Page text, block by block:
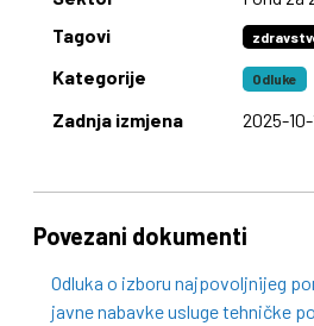
Tagovi
Kategorije Odluke
Zadnja izmjena 2025-
Povezani dokumenti
Odluka o izboru najpovoljnijeg
javne nabavke usluge tehničke